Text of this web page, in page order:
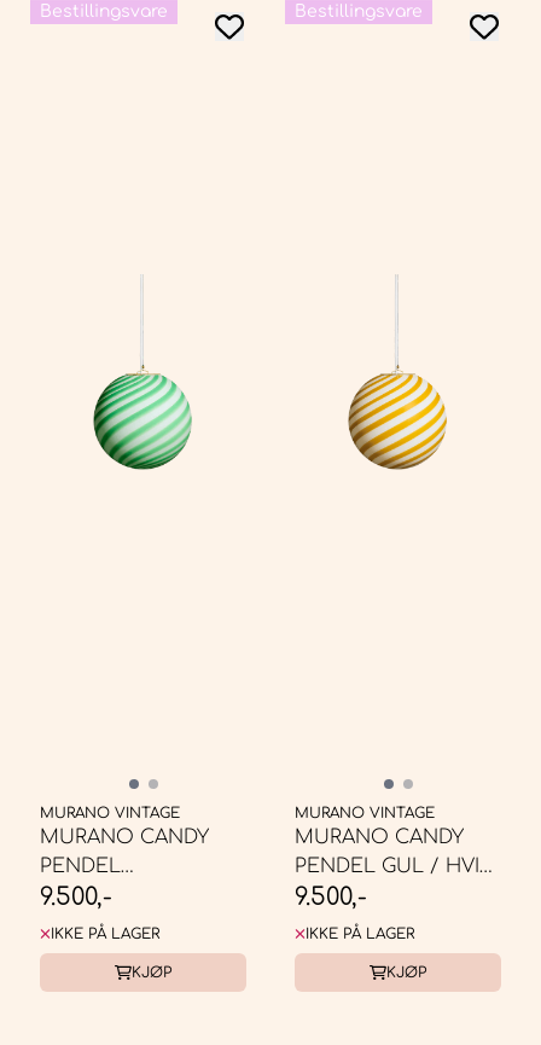
Bestillingsvare
MURANO VINTAGE
MURANO CANDY
PENDEL
GRØNN/HVIT SWIRL
...
9.500,-
IKKE PÅ LAGER
KJØP
Bestillingsvare
MURANO VINTAGE
MURANO CANDY
PENDEL GUL / HVIT
SWIRL ...
9.500,-
IKKE PÅ LAGER
KJØP